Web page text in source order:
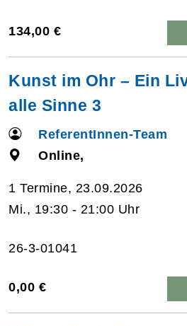
134,00 €
Kunst im Ohr – Ein
alle Sinne 3
ReferentInnen-Team
Online,
1 Termine, 23.09.2026
Mi., 19:30 - 21:00 Uhr
26-3-01041
0,00 €